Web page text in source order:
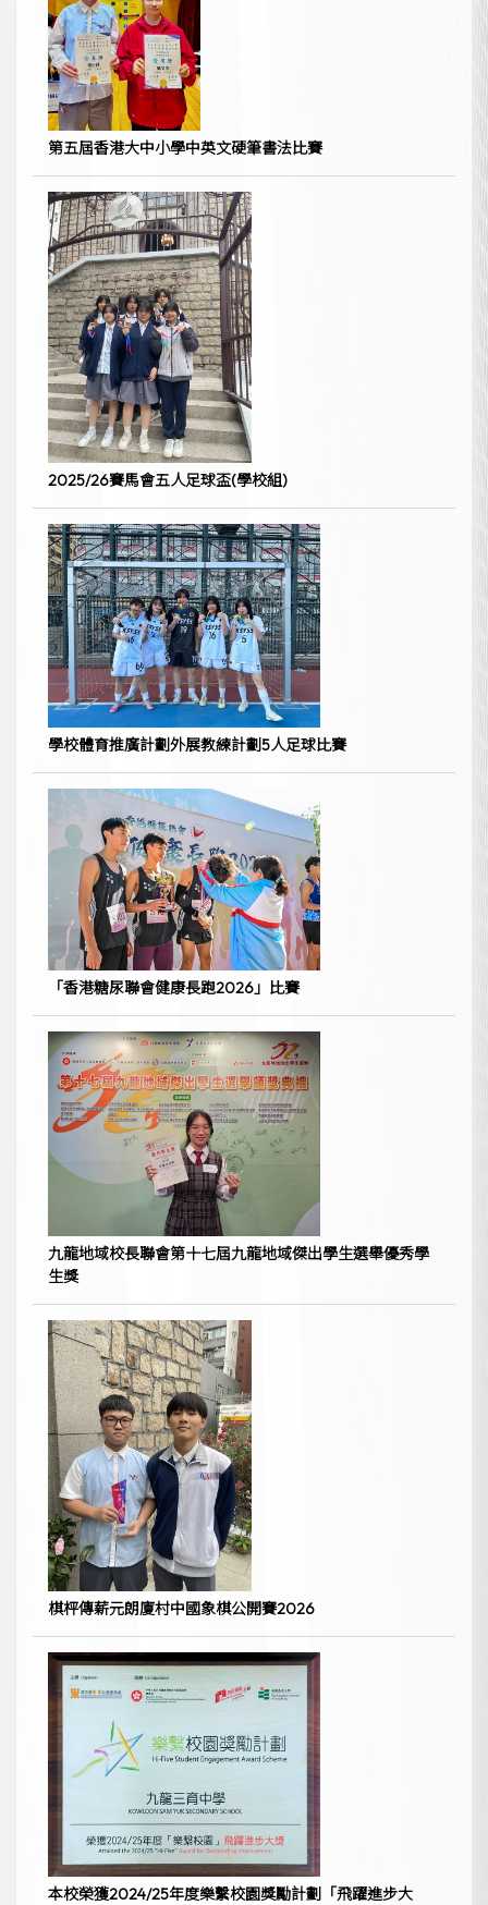
第五屆香港大中小學中英文硬筆書法比賽
2025/26賽馬會五人足球盃(學校組)
學校體育推廣計劃外展教練計劃5人足球比賽
「香港糖尿聯會健康長跑2026」比賽
九龍地域校長聯會第十七屆九龍地域傑出學生選舉優秀學
生獎
棋枰傳薪元朗廈村中國象棋公開賽2026
本校榮獲2024/25年度樂繫校園獎勵計劃「飛躍進步大